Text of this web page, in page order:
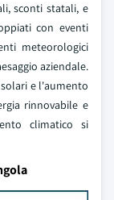
sconti statali, e
con eventi
meteorologici
aziendale.
e l'aumento
rinnovabile e
climatico si